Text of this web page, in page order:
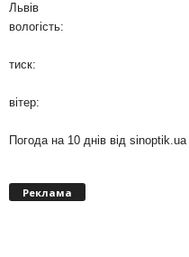
Львів
вологість:
тиск:
вітер:
Погода на 10 днів від sinoptik.ua
Реклама